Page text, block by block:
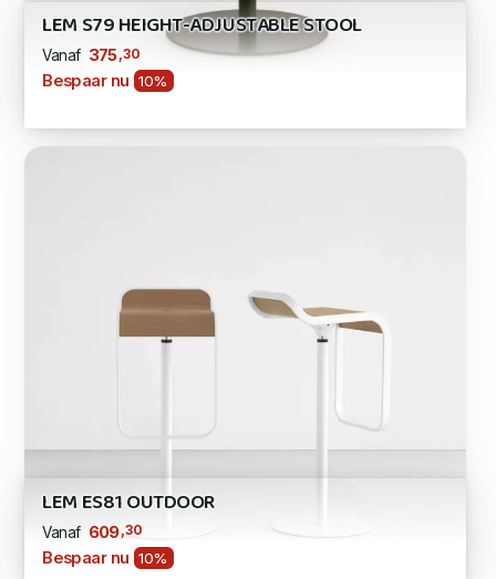
LEM S79 HEIGHT-ADJUSTABLE STOOL
Vanaf 375 ,30
Bespaar nu 10%
LEM ES81 OUTDOOR
Vanaf 609,30
Bespaar nu 10%